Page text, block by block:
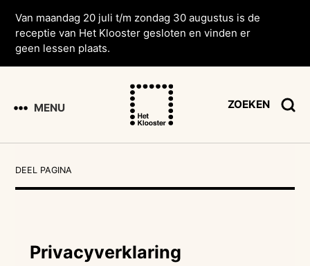
Van maandag 20 juli t/m zondag 30 augustus is de
receptie van Het Klooster gesloten en vinden er
geen lessen plaats.
MENU ZOEKEN
DEEL PAGINA
Privacyverklaring